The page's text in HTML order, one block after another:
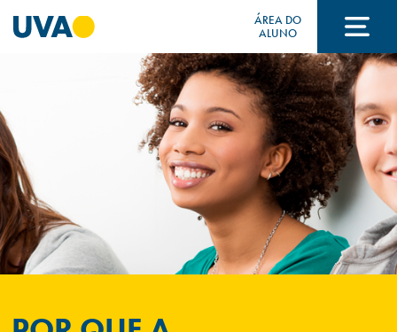
ÁREA DO
ALUNO
CURSOS
FORMAS DE INGRESSO